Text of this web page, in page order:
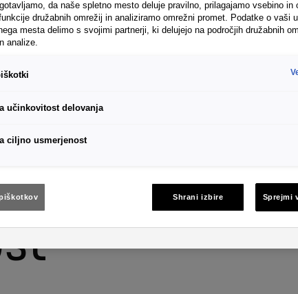
in
da naše spletno mesto deluje pravilno, prilagajamo vsebino in
družabnih omrežij in analiziramo omrežni promet. Podatke o vaši
mesta delimo s svojimi partnerji, ki delujejo na področjih družabnih
analize.
učinkovitost delovanja
ciljno usmerjenost
Shrani izbire Sprejmi